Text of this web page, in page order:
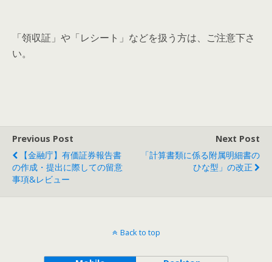
「領収証」や「レシート」などを扱う方は、ご注意下さ
い。
Previous Post
【金融庁】有価証券報告書
の作成・提出に際しての留意
事項&レビュー
Next Post
「計算書類に係る附属明細書の
ひな型」の改正
Back to top